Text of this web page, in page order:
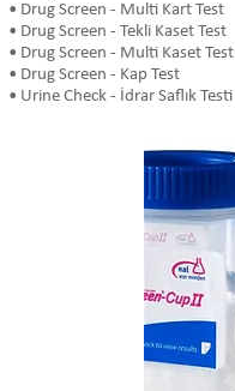
• Drug Screen - Multi Kart Test
• Drug Screen - Tekli Kaset Test
• Drug Screen - Multi Kaset Test
• Drug Screen - Kap Test
• Urine Check - İdrar Saflık Testi